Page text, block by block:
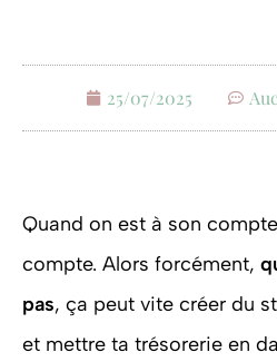
25/07/2025
Quand on est à son
compte. Alors forcément,
pas, ça peut vite créer du
et mettre ta trésorerie en